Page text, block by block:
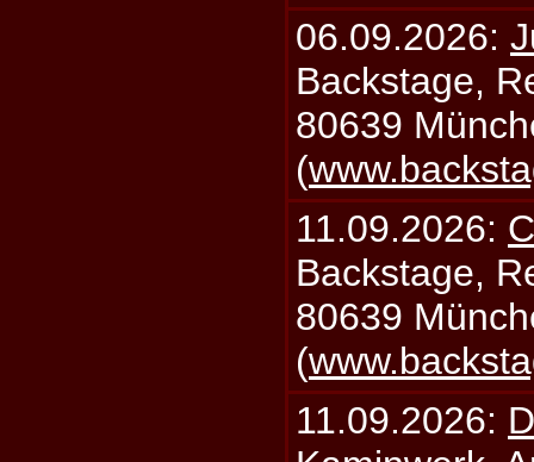
06.09.2026:
Backstage,
80639
(
11.09.2026:
Backstage,
80639
(
11.09.2026: